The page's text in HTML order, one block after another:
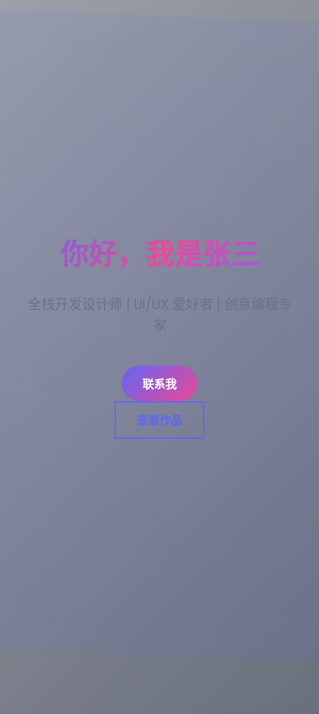
你好，我是张三
全栈开发设计师 | UI/UX 爱好者 | 创意编程专
家
联系我
查看作品